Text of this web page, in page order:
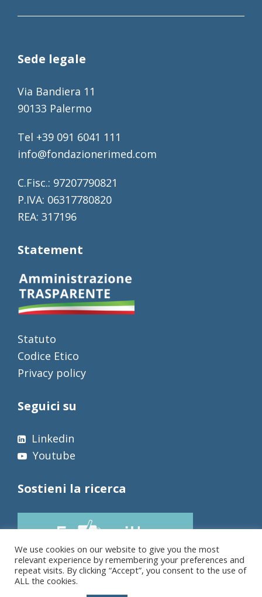
Sede legale
Via Bandiera 11
90133 Palermo
Tel +39 091 6041 111
info@fondazionerimed.com
C.Fisc.: 97207790821
P.IVA: 06317780820
REA: 317196
Statement
Statuto
Codice Etico
Privacy policy
Seguici su
Linkedin
Youtube
Sostieni la ricerca
We use cookies on our website to give you the most
relevant experience by remembering your preferences and
repeat visits. By clicking “Accept”, you consent to the use of
ALL the cookies.